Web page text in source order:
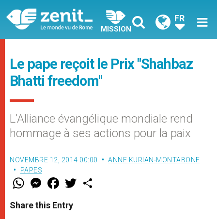
MISSION
FR
Le pape reçoit le Prix "Shahbaz
Bhatti freedom"
L’Alliance évangélique mondiale rend
hommage à ses actions pour la paix
NOVEMBRE 12, 2014 00:00
ANNE KURIAN-MONTABONE
PAPES
W
t
s
M
e
s
e
F
a
e
b
w
Share this Entry